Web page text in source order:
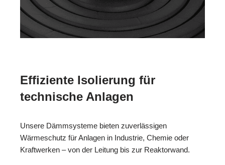
Effiziente Isolierung für
technische Anlagen
Unsere Dämmsysteme bieten zuverlässigen
Wärmeschutz für Anlagen in Industrie, Chemie oder
Kraftwerken – von der Leitung bis zur Reaktorwand.